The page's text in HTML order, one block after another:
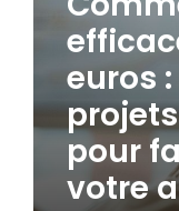
euros
pour
votre